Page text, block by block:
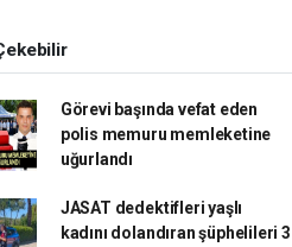
Görevi başında vefat eden
polis memuru memleketine
uğurlandı
JASAT dedektifleri yaşlı
kadını dolandıran şüphelileri 3